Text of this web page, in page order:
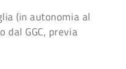
(in autonomia al
dal GGC, previa